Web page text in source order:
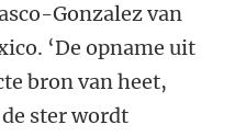
Gonzalez van
‘De opname uit
bron van heet,
ster wordt